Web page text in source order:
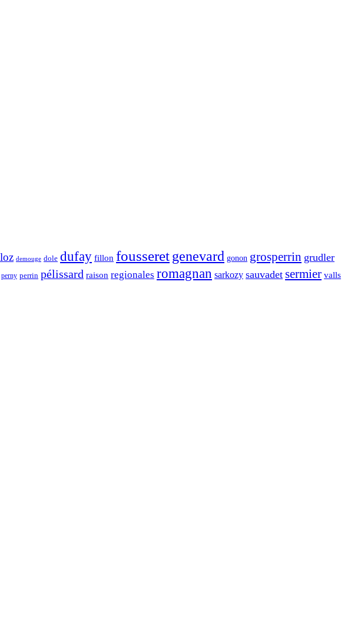
demouge dole dufay fillon fousseretgenevard gonon grosperrin grudler
perny perrin pélissard raison regionales romagnan sarkozy sauvadet sermier valls